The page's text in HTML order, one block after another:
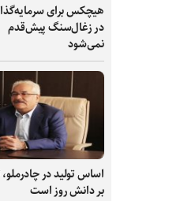
هیچکس برای
در زغال‌سنگ پیش‌قدم
نمی‌شود
اساس تولید در
بر دانش‌ روز است